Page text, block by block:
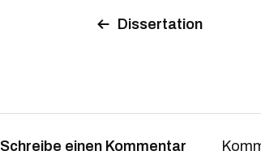
Dissertation
Schreibe einen Kommentar